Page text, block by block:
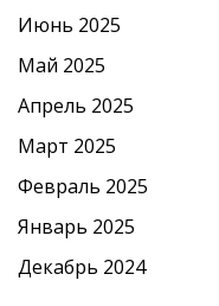
Июнь 2025
Май 2025
Апрель 2025
Март 2025
Февраль 2025
Январь 2025
Декабрь 2024